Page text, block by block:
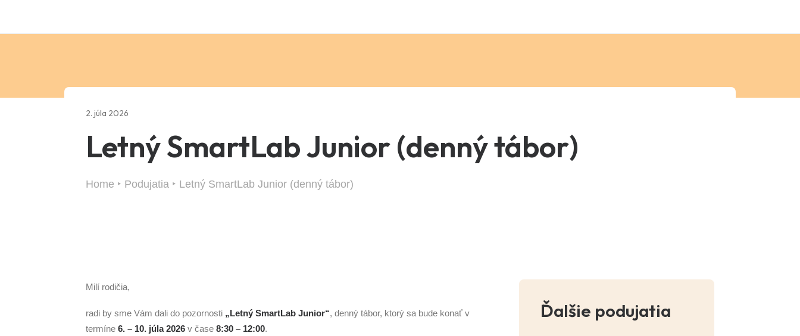
2. júla 2026
Letný SmartLab Junior (denný tábor)
Home Podujatia Letný SmartLab Junior (denný tábor)
Milí rodičia,
radi by sme Vám dali do pozornosti „Letný SmartLab Junior“, denný tábor, ktorý sa bude konať v
termíne 6. – 10. júla 2026 v čase 8:30 – 12:00.
Ďalšie podujatia